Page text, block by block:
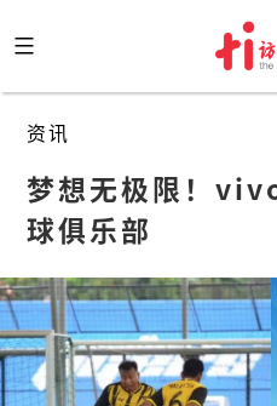
to
content
资讯
梦想无极限！
球俱乐部